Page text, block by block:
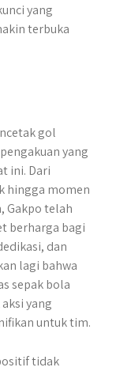
yang
terbuka
gol
yang
ini.​ Dari
hingga momen
Gakpo telah
berharga bagi
dan
lagi bahwa
sepak bola
yang
untuk tim.
tidak